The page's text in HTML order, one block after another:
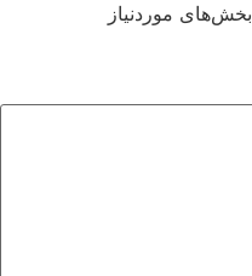
بخش‌های موردنیاز